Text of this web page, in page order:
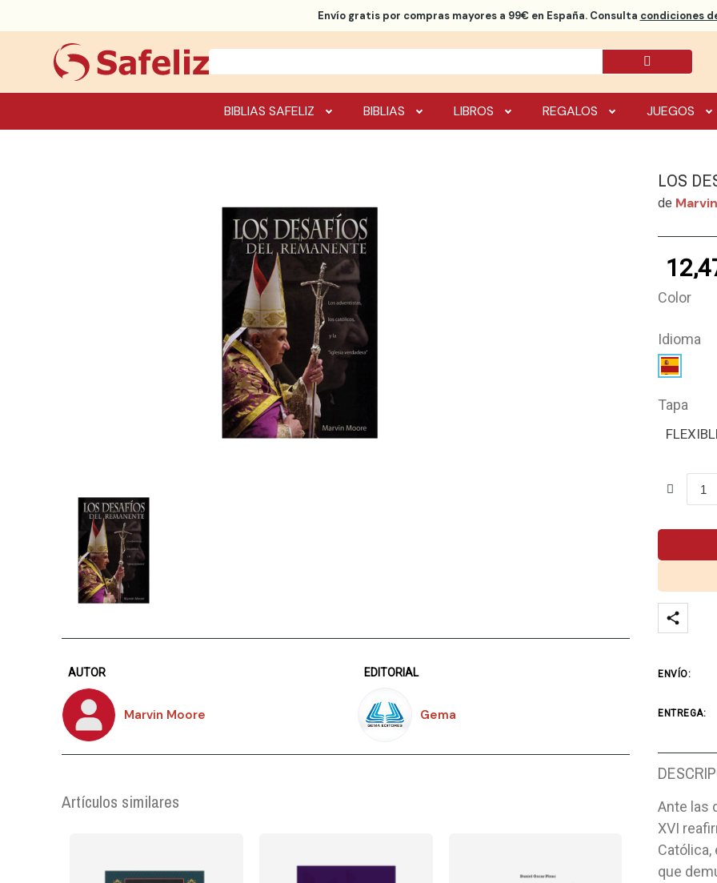
Envío gratispor compras mayores a 99€ en España. Consulta condiciones
BIBLIAS SAFELIZ BIBLIAS LIBROS REGALOS JUEGOS
AUTOR
Marvin Moore
EDITORIAL
Gema
Artículos similares
LOS
de
Color
Idioma
Tapa
ENVÍO:
ENTREGA:
Ante las
XVI
que